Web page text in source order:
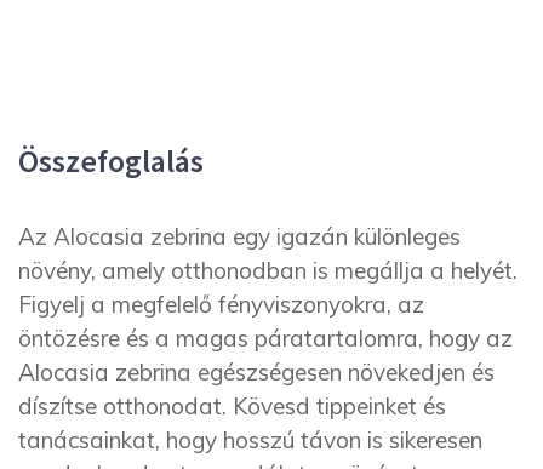
Összefoglalás
Az Alocasia zebrina egy igazán különleges
növény, amely otthonodban is megállja a helyét.
Figyelj a megfelelő fényviszonyokra, az
öntözésre és a magas páratartalomra, hogy az
Alocasia zebrina egészségesen növekedjen és
díszítse otthonodat. Kövesd tippeinket és
tanácsainkat, hogy hosszú távon is sikeresen